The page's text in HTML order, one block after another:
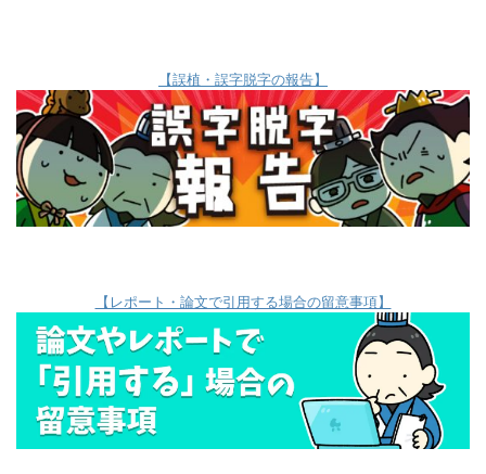
【誤植・誤字脱字の報告】
【レポート・論文で引用する場合の留意事項】